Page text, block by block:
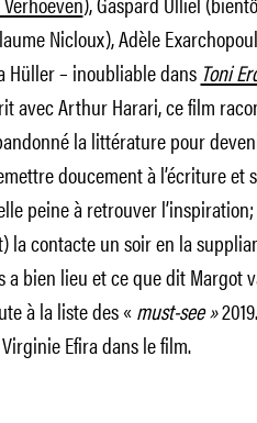
Nicloux), Adèle
Hüller – inoubliable dans Toni
avec Arthur Harari, ce film
la littérature pour
doucement à l’écriture et
peine à retrouver
la contacte un soir en la
a bien lieu et ce que dit Margot
à la liste des «must-see »
Efira dans le film.